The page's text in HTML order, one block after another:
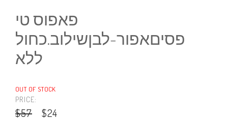
פאפוס טי
פסיםאפור-לבןשילוב.כחול
ללא
OUT OF STOCK
PRICE:
$57 $24